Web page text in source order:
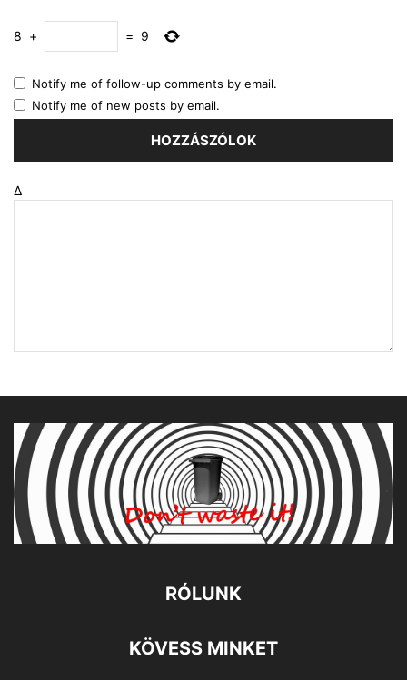
8 + = 9
Notify me of follow-up comments by email.
Notify me of new posts by email.
Δ
RÓLUNK
KÖVESS MINKET